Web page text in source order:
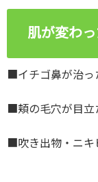
肌が変わ
■イチゴ鼻が治っ
■頬の毛穴が目立
■吹き出物・ニキ